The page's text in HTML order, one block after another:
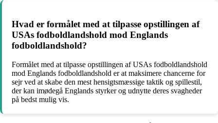
Hvad er formålet med at tilpasse opstillingen af
USAs fodboldlandshold mod Englands
fodboldlandshold?
Formålet med at tilpasse opstillingen af USAs fodboldlandshold
mod Englands fodboldlandshold er at maksimere chancerne for
sejr ved at skabe den mest hensigtsmæssige taktik og spillestil,
der kan imødegå Englands styrker og udnytte deres svagheder
på bedst mulig vis.